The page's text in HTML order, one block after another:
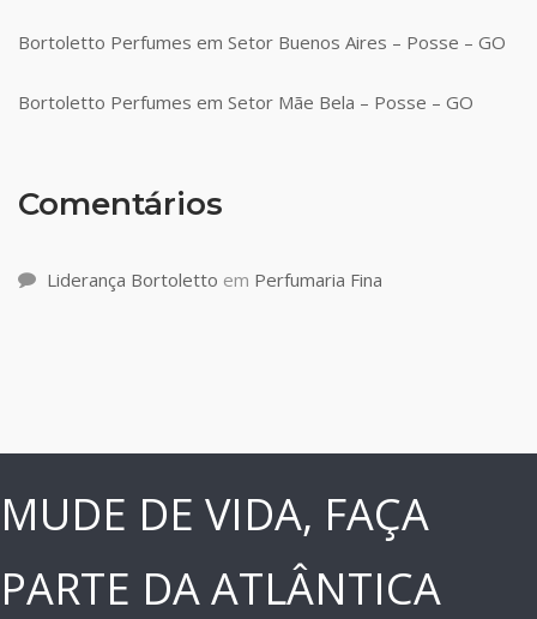
Bortoletto Perfumes em Setor Buenos Aires – Posse – GO
Bortoletto Perfumes em Setor Mãe Bela – Posse – GO
Comentários
Liderança Bortoletto em Perfumaria Fina
MUDE DE VIDA, FAÇA
PARTE DA ATLÂNTICA